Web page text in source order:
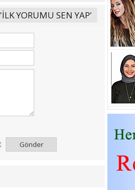
'İLK YORUMU SEN YAP'
Gönder